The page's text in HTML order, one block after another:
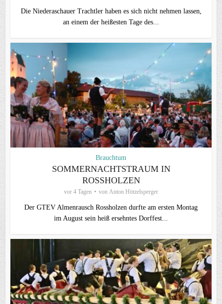
Die Niederaschauer Trachtler haben es sich nicht nehmen lassen,
an einem der heißesten Tage des...
Brauchtum
SOMMERNACHTSTRAUM IN
ROSSHOLZEN
vor 4 Tagen von Anton Hötzelsperger
Der GTEV Almenrausch Rossholzen durfte am ersten Montag
im August sein heiß ersehntes Dorffest...